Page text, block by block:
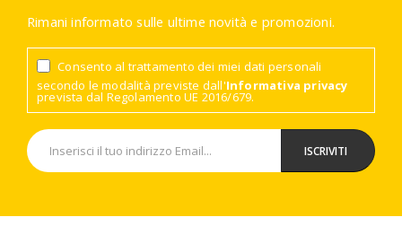
Rimani informato sulle ultime novità e promozioni.
Consento al trattamento dei miei dati personali
secondo le modalità previste dall'Informativa privacy
prevista dal Regolamento UE 2016/679.